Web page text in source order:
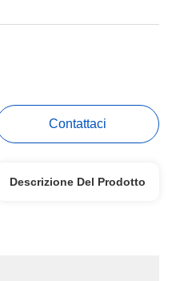
Contattaci
Descrizione Del Prodotto